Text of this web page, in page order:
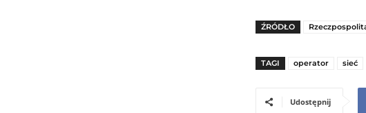
ŹRÓDŁO
TAGI operator sieć
Udostępnij